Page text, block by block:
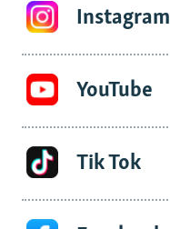
Instagram
YouTube
Tik Tok